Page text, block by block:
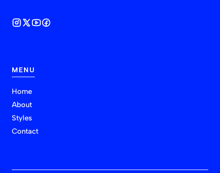
MENU
Home
About
Styles
Contact